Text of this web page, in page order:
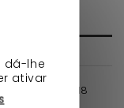
, R, RS ,IXO ,M8
dá-lhe
ativar